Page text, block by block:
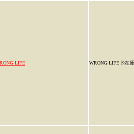
LIFE WRONG LIFE ※在